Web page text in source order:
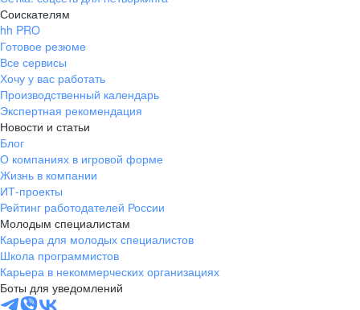
pr@krd.hh.ru
Владивосток
пер. Ланинский д. 4, офис 3.4
+7 423 202-33-28
pr@dv.hh.ru
Новосибирск
ул. Большевистская, д. 35,
помещение 21
+7 383 207-94-64
pr@nsk.hh.ru
Минск
пр-т Дзержинского, д. 57,
Соискателям
hh PRO
Готовое резюме
Все сервисы
Хочу у вас работать
Производственный календарь
Экспертная рекомендация
Новости и статьи
Блог
О компаниях в игровой форме
Жизнь в компании
ИТ-проекты
Рейтинг работодателей России
Молодым специалистам
Карьера для молодых специалистов
Школа программистов
Карьера в некоммерческих организациях
Боты для уведомлений